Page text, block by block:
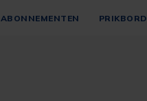
ABONNEMENTEN PRIKBORD